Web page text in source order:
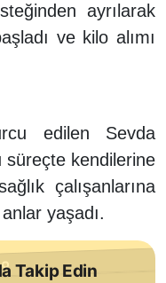
ayrılarak
ve kilo alımı
edilen Sevda
süreçte kendilerine
çalışanlarına
yaşadı.
Takip Edin